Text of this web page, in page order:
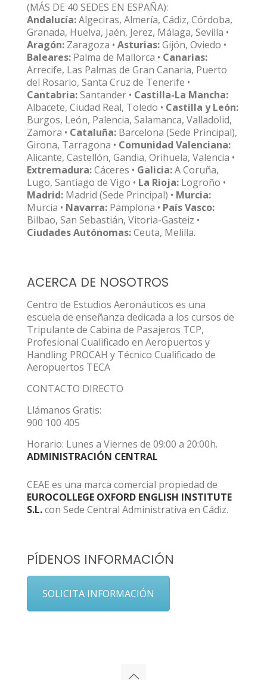
(MÁS DE 40 SEDES EN ESPAÑA):
Andalucía:Algeciras, Almería, Cádiz, Córdoba,
Granada, Huelva, Jaén, Jerez, Málaga, Sevilla •
Aragón: Zaragoza • Asturias:Gijón, Oviedo •
Baleares: Palma de Mallorca • Canarias:
Arrecife, Las Palmas de Gran Canaria, Puerto
del Rosario, Santa Cruz de Tenerife •
Cantabria:Santander • Castilla-La Mancha:
Albacete, Ciudad Real, Toledo • Castilla y León:
Burgos, León, Palencia, Salamanca, Valladolid,
Zamora • Cataluña: Barcelona (Sede Principal),
Girona, Tarragona • Comunidad Valenciana:
Alicante, Castellón, Gandia, Orihuela, Valencia •
Extremadura:Cáceres • Galicia:A Coruña,
Lugo, Santiago de Vigo • La Rioja: Logroño •
Madrid: Madrid (Sede Principal) • Murcia:
Murcia • Navarra: Pamplona • País Vasco:
Bilbao, San Sebastián, Vitoria-Gasteiz •
Ciudades Autónomas:Ceuta, Melilla.
ACERCA DE NOSOTROS
Centro de Estudios Aeronáuticos es una
escuela de enseñanza dedicada a los cursos de
Tripulante de Cabina de Pasajeros TCP,
Profesional Cualificado en Aeropuertos y
Handling PROCAH y Técnico Cualificado de
Aeropuertos TECA
CONTACTO DIRECTO
Llámanos Gratis:
900 100 405
Horario: Lunes a Viernes de 09:00 a 20:00h.
ADMINISTRACIÓN CENTRAL
CEAE es una marca comercial propiedad de
EUROCOLLEGE OXFORD ENGLISH INSTITUTE
S.L.con Sede Central Administrativa en Cádiz.
PÍDENOS INFORMACIÓN
SOLICITA INFORMACIÓN